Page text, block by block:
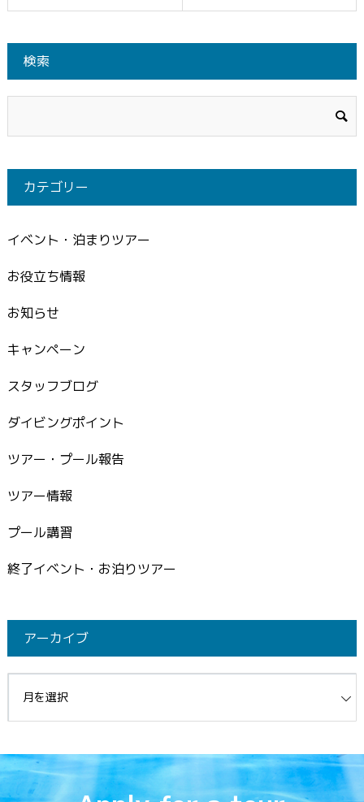
検索
カテゴリー
イベント・泊まりツアー
お役立ち情報
お知らせ
キャンペーン
スタッフブログ
ダイビングポイント
ツアー・プール報告
ツアー情報
プール講習
終了イベント・お泊りツアー
アーカイブ